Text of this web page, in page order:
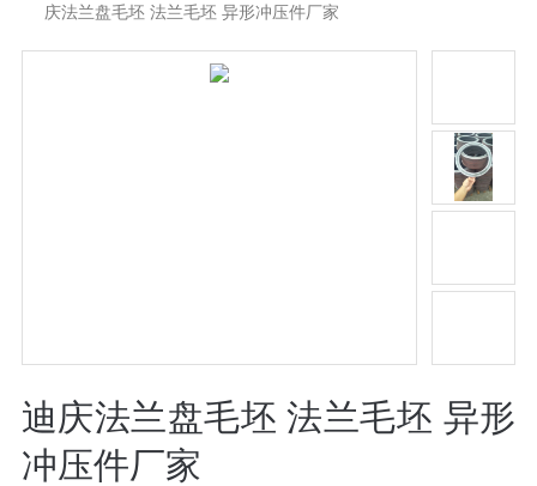
庆法兰盘毛坯 法兰毛坯 异形冲压件厂家
迪庆法兰盘毛坯 法兰毛坯 异形
冲压件厂家